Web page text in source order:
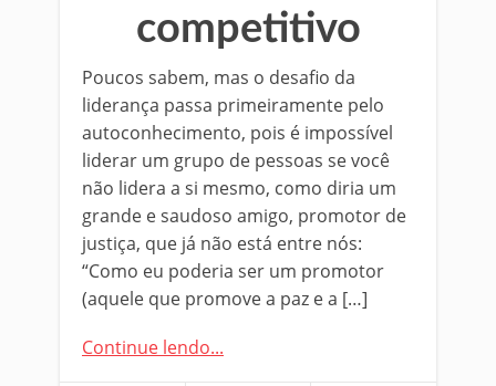
competitivo
Poucos sabem, mas o desafio da
liderança passa primeiramente pelo
autoconhecimento, pois é impossível
liderar um grupo de pessoas se você
não lidera a si mesmo, como diria um
grande e saudoso amigo, promotor de
justiça, que já não está entre nós:
“Como eu poderia ser um promotor
(aquele que promove a paz e a […]
Continue lendo...